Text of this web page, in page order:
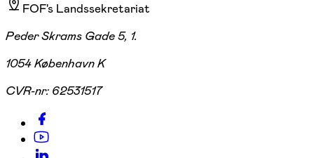
FOF's Landssekretariat
Peder Skrams Gade 5, 1.
1054 København K
CVR-nr: 62531517